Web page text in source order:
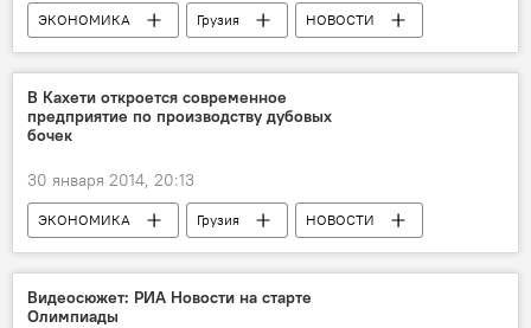
ЭКОНОМИКА Грузия НОВОСТИ
В Кахети откроется современное
предприятие по производству дубовых
бочек
30 января 2014, 20:13
ЭКОНОМИКА Грузия НОВОСТИ
Видеосюжет: РИА Новости на старте
Олимпиады